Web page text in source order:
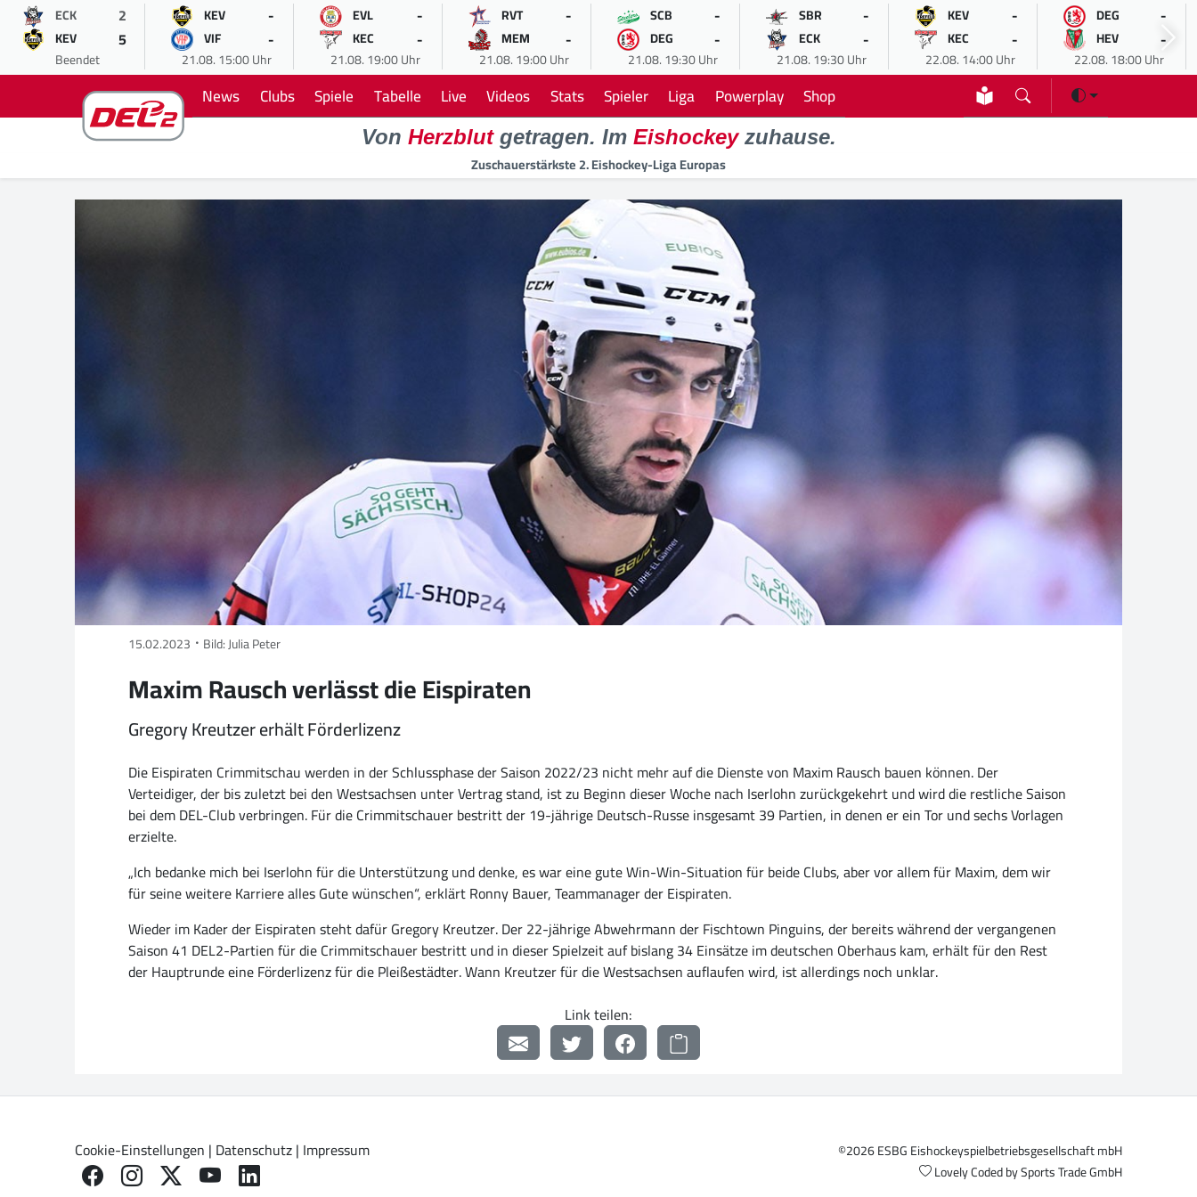
ECK 2
KEV 5
Beendet
KEV -
VIF -
21.08. 15:00 Uhr
EVL -
KEC -
21.08. 19:00 Uhr
RVT -
MEM -
21.08. 19:00 Uhr
SCB -
DEG -
21.08. 19:30 Uhr
SBR -
ECK -
21.08. 19:30 Uhr
KEV -
KEC -
22.08. 14:00 Uhr
DEG -
HEV -
22.08. 18:00 Uhr
News Clubs Spiele Tabelle Live Videos Stats Spieler Liga Powerplay Shop
Von Herzblutgetragen. Im Eishockeyzuhause.
Zuschauerstärkste 2. Eishockey-Liga Europas
15.02.2023 Bild: Julia Peter
Maxim Rausch verlässt die Eispiraten
Gregory Kreutzer erhält Förderlizenz
Die Eispiraten Crimmitschau werden in der Schlussphase der Saison 2022/23 nicht mehr auf die Dienste von Maxim Rausch bauen können. Der
Verteidiger, der bis zuletzt bei den Westsachsen unter Vertrag stand, ist zu Beginn dieser Woche nach Iserlohn zurückgekehrt und wird die restliche Saison
bei dem DEL-Club verbringen. Für die Crimmitschauer bestritt der 19-jährige Deutsch-Russe insgesamt 39 Partien, in denen er ein Tor und sechs Vorlagen
erzielte.
„Ich bedanke mich bei Iserlohn für die Unterstützung und denke, es war eine gute Win-Win-Situation für beide Clubs, aber vor allem für Maxim, dem wir
für seine weitere Karriere alles Gute wünschen“, erklärt Ronny Bauer, Teammanager der Eispiraten.
Wieder im Kader der Eispiraten steht dafür Gregory Kreutzer. Der 22-jährige Abwehrmann der Fischtown Pinguins, der bereits während der vergangenen
Saison 41 DEL2-Partien für die Crimmitschauer bestritt und in dieser Spielzeit auf bislang 34 Einsätze im deutschen Oberhaus kam, erhält für den Rest
der Hauptrunde eine Förderlizenz für die Pleißestädter. Wann Kreutzer für die Westsachsen auflaufen wird, ist allerdings noch unklar.
Link teilen:
Cookie-Einstellungen | Datenschutz| Impressum
©2026 ESBG Eishockeyspielbetriebsgesellschaft mbH
Lovely Coded bySports Trade GmbH